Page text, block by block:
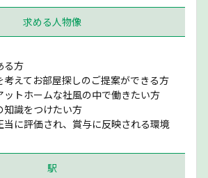
求める人物像
る方
考えてお部屋探しのご提案ができる方
ットホームな社風の中で働きたい方
知識をつけたい方
当に評価され、賞与に反映される環境
駅